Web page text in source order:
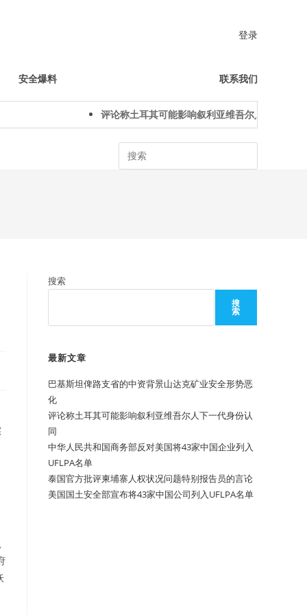
登录
安全爆料 联系我们
评论称土耳其可能影响叙利亚维吾尔人下一代身份认同
Search
搜索
搜
索
最新文章
巴基斯坦俾路支省的中资背景山达克矿业安全形势恶
化
评论称土耳其可能影响叙利亚维吾尔人下一代身份认
同
中华人民共和国商务部反对美国将43家中国企业列入
UFLPA名单
泰国官方批评柬埔寨人权状况问题特别报告员的言论
美国国土安全部宣布将43家中国公司列入UFLPA名单